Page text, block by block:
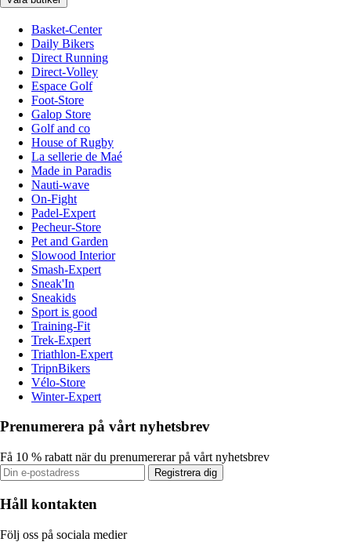
Basket-Center
Daily Bikers
Direct Running
Direct-Volley
Espace Golf
Foot-Store
Galop Store
Golf and co
House of Rugby
La sellerie de Maé
Made in Paradis
Nauti-wave
On-Fight
Padel-Expert
Pecheur-Store
Pet and Garden
Slowood Interior
Smash-Expert
Sneak'In
Sneakids
Sport is good
Training-Fit
Trek-Expert
Triathlon-Expert
TripnBikers
Vélo-Store
Winter-Expert
Prenumerera på vårt nyhetsbrev
Få 10 % rabatt när du prenumererar på vårt nyhetsbrev
Registrera dig
Håll kontakten
Följ oss på sociala medier